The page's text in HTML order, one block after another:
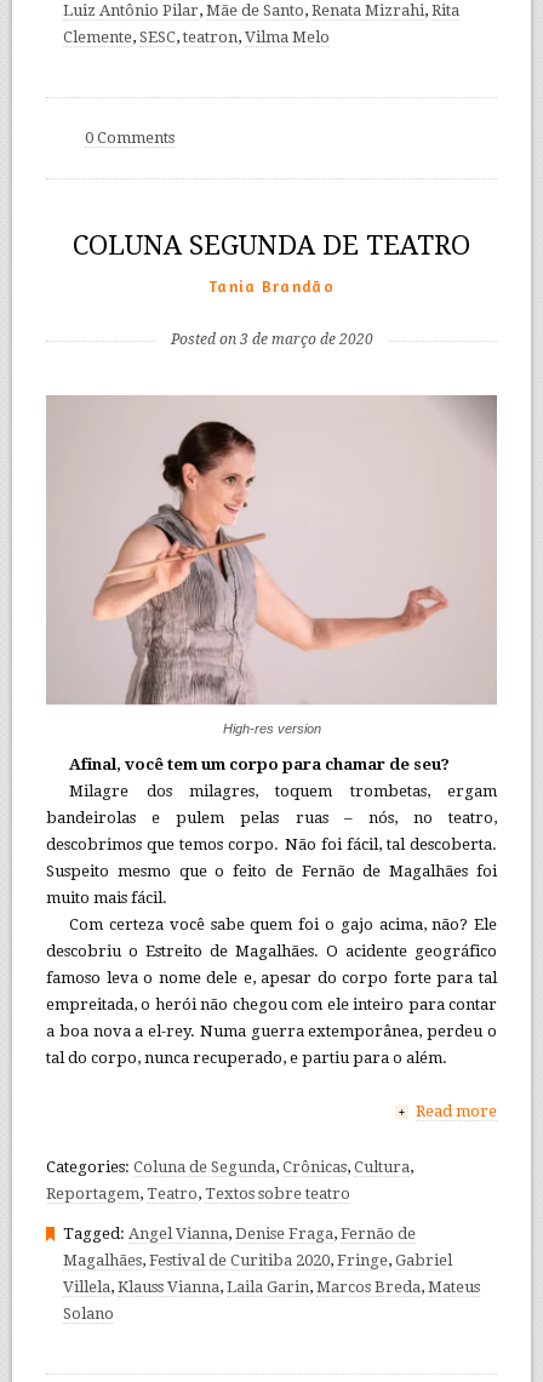
Luiz Antônio Pilar, Mãe de Santo, Renata Mizrahi, Rita
Clemente, SESC,teatron, Vilma Melo
0 Comments
COLUNA SEGUNDA DE TEATRO
Tania Brandão
Posted on 3 de março de 2020
High-res version
Afinal, você tem um corpo para chamar de seu?
Milagre dos milagres, toquem trombetas, ergam
bandeirolas e pulem pelas ruas – nós, no teatro,
descobrimos que temos corpo. Não foi fácil, tal descoberta.
Suspeito mesmo que o feito de Fernão de Magalhães foi
muito mais fácil.
Com certeza você sabe quem foi o gajo acima, não? Ele
descobriu o Estreito de Magalhães. O acidente geográfico
famoso leva o nome dele e, apesar do corpo forte para tal
empreitada, o herói não chegou com ele inteiro para contar
a boa nova a el-rey. Numa guerra extemporânea, perdeu o
tal do corpo, nunca recuperado, e partiu para o além.
+ Read more
Categories: Coluna de Segunda, Crônicas, Cultura,
Reportagem, Teatro, Textos sobre teatro
Tagged: Angel Vianna, Denise Fraga, Fernão de
Magalhães, Festival de Curitiba 2020, Fringe, Gabriel
Villela, Klauss Vianna, Laila Garin, Marcos Breda, Mateus
Solano